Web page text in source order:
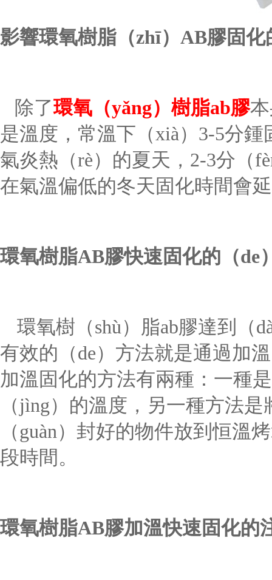
影響環氧樹脂（zhī） AB膠固化
除了環氧（yǎng）樹脂ab膠
是溫度，常溫下（xià） 3-5分鍾
氣炎熱（rè）的夏天， 2-3分（
在氣溫偏低的冬天固化時間會
環氧樹脂AB膠快速固化的（de
環氧樹（shù）脂ab膠達到（
有效的（de）方法就是通過加
加溫固化的方法有兩種：一種
（jìng）的溫度，另一種方法
（guàn）封好的物件放到恒溫
段時間。
環氧樹脂AB膠加溫快速固化的